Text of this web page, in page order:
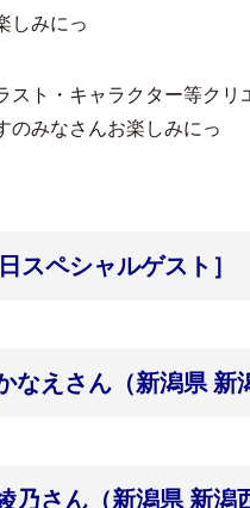
しみにっ
スト・キャラクター等ク
のみなさんお楽しみにっ
スペシャルゲスト］
えさん（新潟県 新
さん（新潟県 新潟